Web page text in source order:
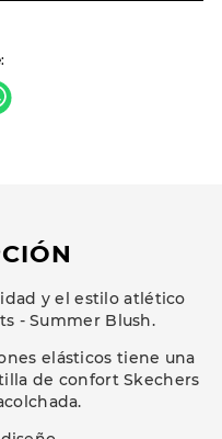
y el estilo atlético
- Summer Blush.
elásticos tiene una
de confort Skechers